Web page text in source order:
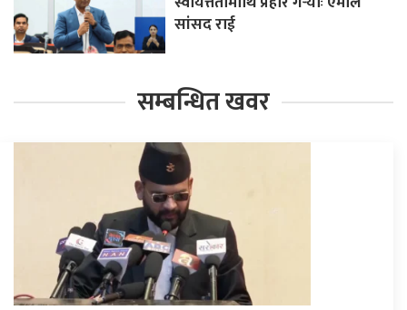
सांसद राई
सम्बन्धित खवर